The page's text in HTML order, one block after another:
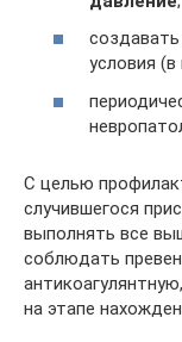
условия
С целью
случившегося
выполнять все
соблюдать
на этапе